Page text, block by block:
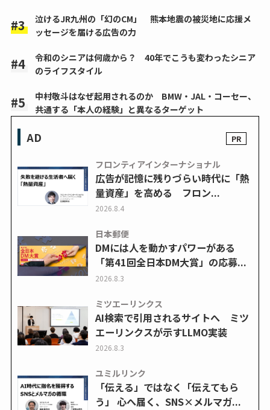
泣けるJR九州の「幻のCM」 熊本地震の被災地に応援メ
ッセージを届ける広告の力
令和のシニアは何歳から？ 40年でこうも変わったシニア
のライフスタイル
中村敬斗はなぜ起用されるのか BMW・JAL・コーセー、
共通する「本人の経験」と異なるターゲット
AD
フロンティアインターナショナル
広告が記憶に残りづらい時代に「熱
量資産」を高める フロン...
2026.8.4
日本郵便
DMには人を動かすパワーがある
「第41回全日本DM大賞」の応募...
2026.8.3
ミツエーリンクス
AI検索で引用されるサイトへ ミツ
エーリンクスが示すLLMO実装
2026.8.3
ユミルリンク
「伝える」ではなく「伝えてもら
う」 心へ届く、SNS×メルマガ...